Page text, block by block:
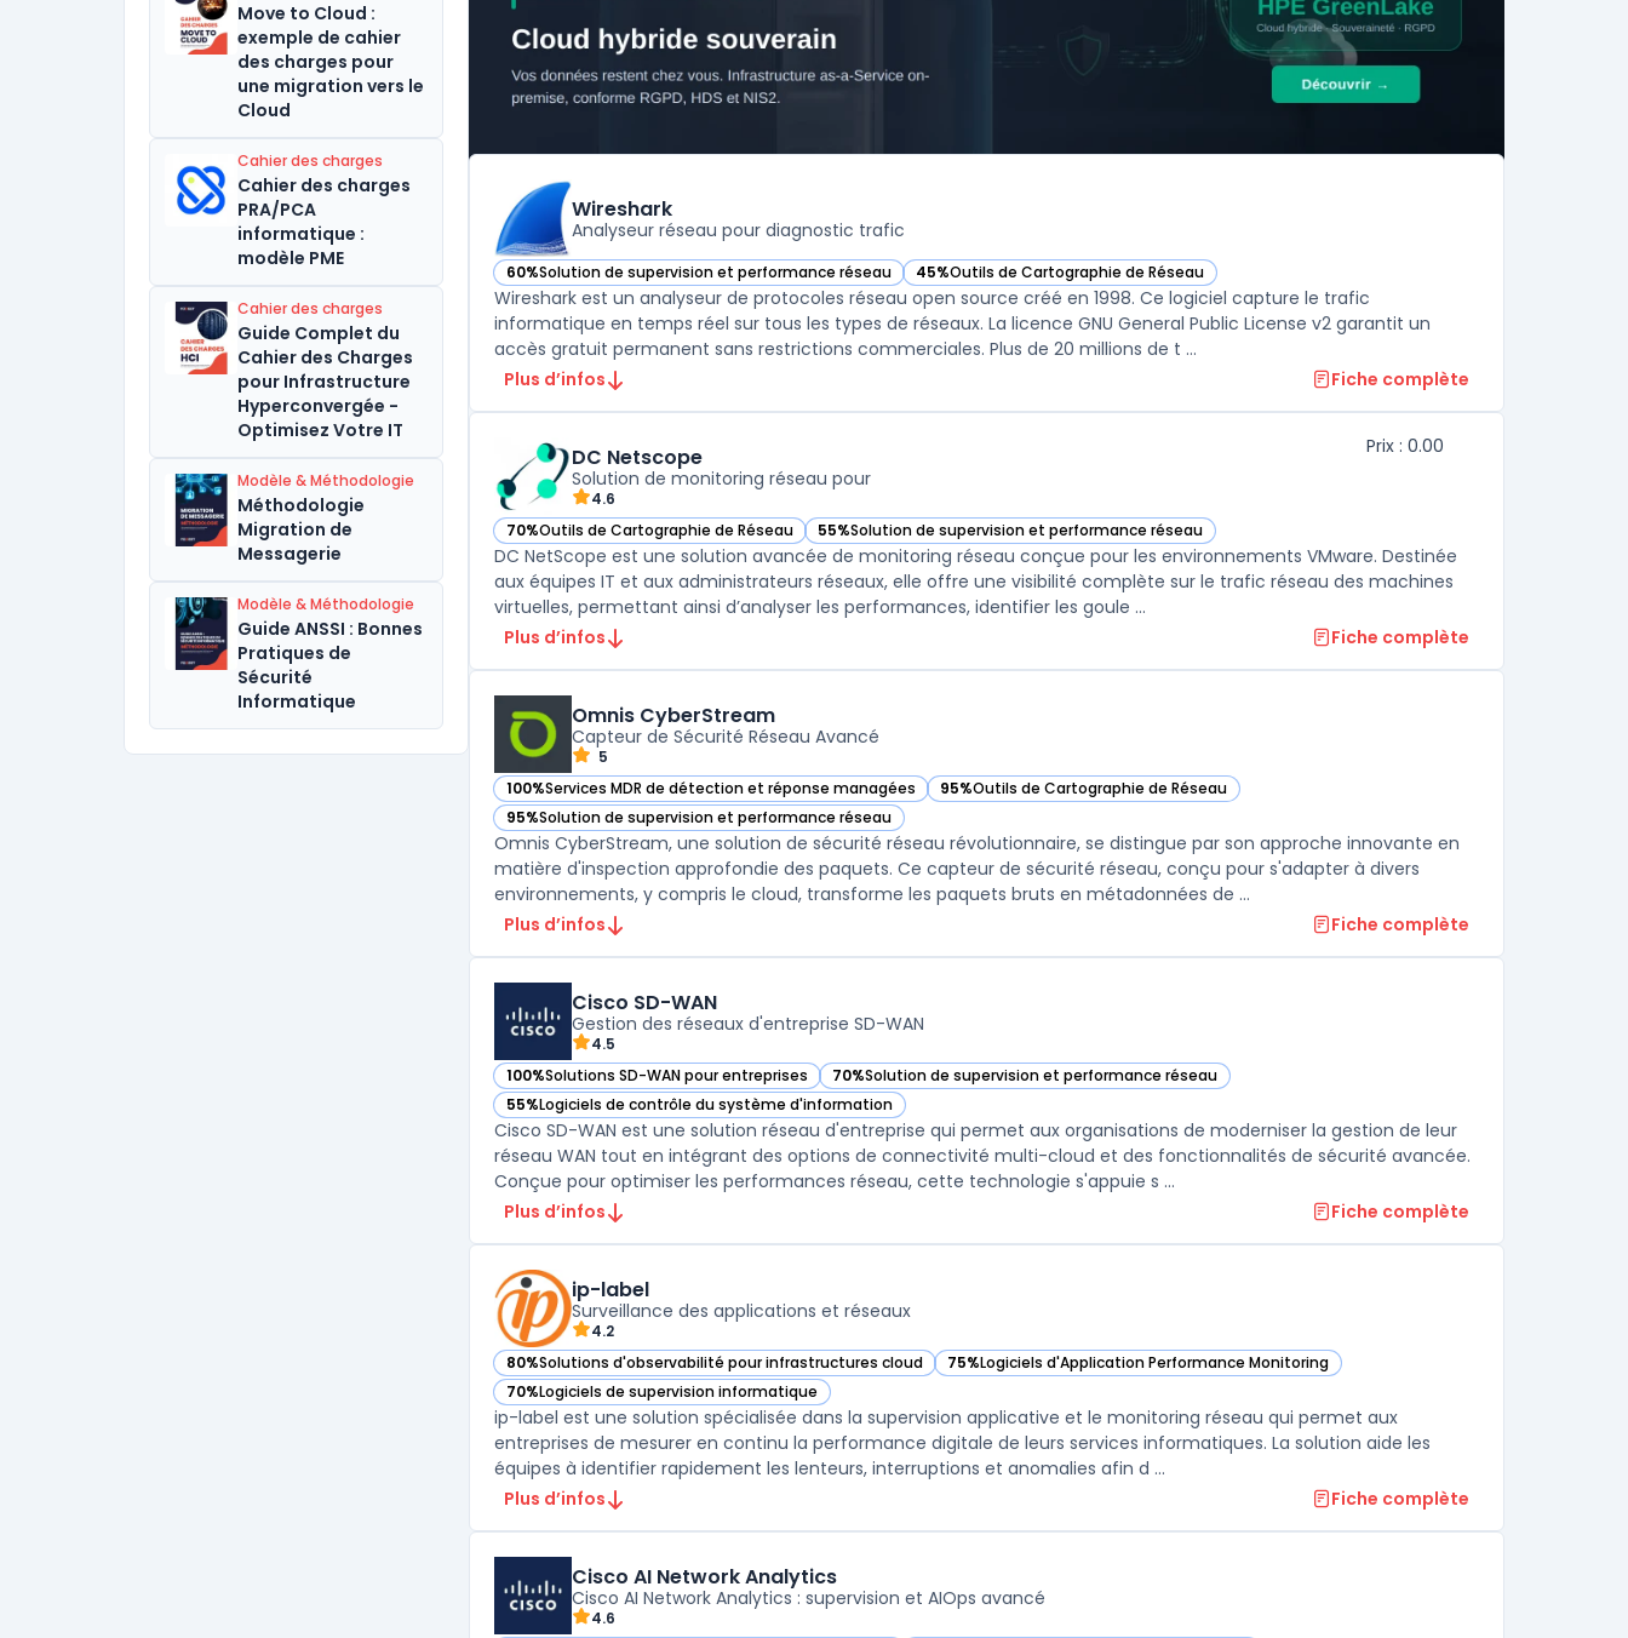
Move to Cloud :
exemple de cahier
des charges pour
une migration vers le
Cloud
Cahier des charges
Cahier des charges
PRA/PCA
informatique :
modèle PME
Cahier des charges
Guide Complet du
Cahier des Charges
pour Infrastructure
Hyperconvergée -
Optimisez Votre IT
Modèle & Méthodologie
Méthodologie
Migration de
Messagerie
Modèle & Méthodologie
Guide ANSSI : Bonnes
Pratiques de
Sécurité
Informatique
Wireshark
Analyseur réseau pour diagnostic trafic
60%Solution de supervision et performance réseau
— voir Wireshark dans cette catégorie 45%Outils de Cartographie de Réseau
— voir Wireshark dans cette catégorie
Wireshark est un analyseur de protocoles réseau open source créé en 1998. Ce logiciel capture le trafic
informatique en temps réel sur tous les types de réseaux. La licence GNU General Public License v2 garantit un
accès gratuit permanent sans restrictions commerciales. Plus de 20 millions de t ...
Plus d’infos
Fiche complète
DC Netscope
Solution de monitoring réseau pour
4.6
Prix : 0.00
70%Outils de Cartographie de Réseau
— voir DC Netscope dans cette catégorie55%Solution de supervision et performance réseau
— voir DC Netscope dans cette catégorie
DC NetScope est une solution avancée de monitoring réseau conçue pour les environnements VMware. Destinée
aux équipes IT et aux administrateurs réseaux, elle offre une visibilité complète sur le trafic réseau des machines
virtuelles, permettant ainsi d’analyser les performances, identifier les goule ...
Plus d’infos
Fiche complète
Omnis CyberStream
Capteur de Sécurité Réseau Avancé
5
100%Services MDR de détection et réponse managées
— voir Omnis CyberStream dans cette catégorie 95%Outils de Cartographie de Réseau
— voir Omnis CyberStream dans cette catégorie
95%Solution de supervision et performance réseau
— voir Omnis CyberStream dans cette catégorie
Omnis CyberStream, une solution de sécurité réseau révolutionnaire, se distingue par son approche innovante en
matière d'inspection approfondie des paquets. Ce capteur de sécurité réseau, conçu pour s'adapter à divers
environnements, y compris le cloud, transforme les paquets bruts en métadonnées de ...
Plus d’infos
Fiche complète
Cisco SD-WAN
Gestion des réseaux d'entreprise SD-WAN
4.5
100%Solutions SD-WAN pour entreprises
— voir Cisco SD-WAN dans cette catégorie 70%Solution de supervision et performance réseau
— voir Cisco SD-WAN dans cette catégorie
55%Logiciels de contrôle du système d'information
— voir Cisco SD-WAN dans cette catégorie
Cisco SD-WAN est une solution réseau d'entreprise qui permet aux organisations de moderniser la gestion de leur
réseau WAN tout en intégrant des options de connectivité multi-cloud et des fonctionnalités de sécurité avancée.
Conçue pour optimiser les performances réseau, cette technologie s'appuie s ...
Plus d’infos
Fiche complète
ip-label
Surveillance des applications et réseaux
4.2
80%Solutions d'observabilité pour infrastructures cloud
— voir ip-label dans cette catégorie 75%Logiciels d'Application Performance Monitoring
— voir ip-label dans cette catégorie
70%Logiciels de supervision informatique
— voir ip-label dans cette catégorie
ip-label est une solution spécialisée dans la supervision applicative et le monitoring réseau qui permet aux
entreprises de mesurer en continu la performance digitale de leurs services informatiques. La solution aide les
équipes à identifier rapidement les lenteurs, interruptions et anomalies afin d ...
Plus d’infos
Fiche complète
Cisco AI Network Analytics
Cisco AI Network Analytics : supervision et AIOps avancé
4.6